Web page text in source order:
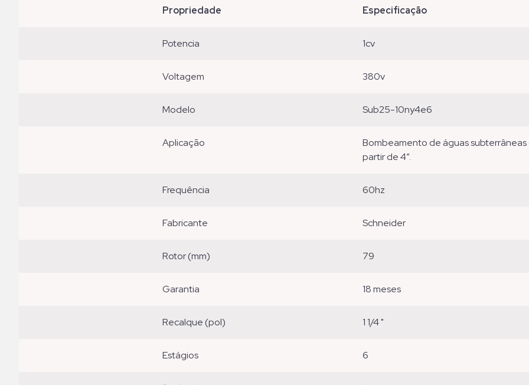
propriedade especificação
potencia 1cv
voltagem 380v
modelo sub25-10ny4e6
aplicação
bombeamento de águas subterrâneas em poços tubulares com diâmetro interno a
partir de 4”.
frequência 60hz
fabricante schneider
rotor (mm) 79
garantia 18 meses
recalque (pol) 1 1/4 "
estágios 6